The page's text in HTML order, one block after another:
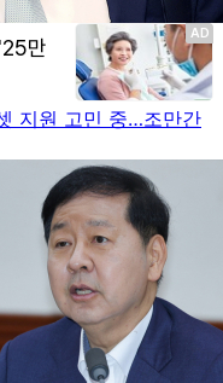
지원 고민 중…조만간